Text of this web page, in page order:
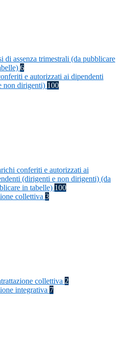
di assenza trimestrali (da pubblicare
6
e autorizzati ai dipendenti
non dirigenti) 100
conferiti e autorizzati ai
(dirigenti e non dirigenti) (da
in tabelle) 100
collettiva 3
collettiva 2
integrativa 7